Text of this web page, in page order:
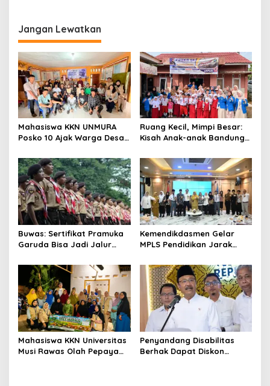
Implikasi Putusan
Jangan Lewatkan
Mahasiswa KKN UNMURA
Posko 10 Ajak Warga Desa
Digital
Ruang Kecil, Mimpi Besar:
Kisah Anak-anak Bandung
Lewat Literasi
Buwas: Sertifikat Pramuka
Garuda Bisa Jadi Jalur
dan Perguruan Tinggi
Kemendikdasmen Gelar
MPLS Pendidikan Jarak
Kemandirian Belajar
Mahasiswa KKN Universitas
Musi Rawas Olah Pepaya
Penyandang Disabilitas
Berhak Dapat Diskon